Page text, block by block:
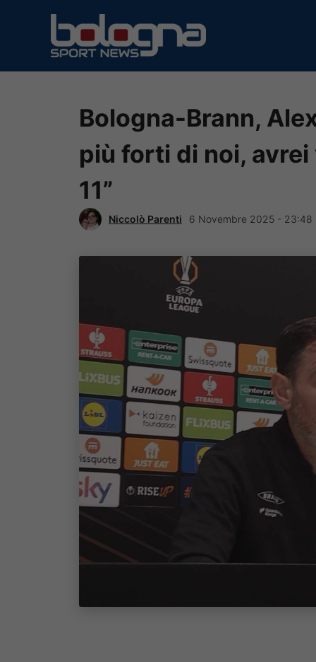
contenuto
Bologna-Brann,
più forti di noi,
11”
Niccolò Parenti 6 Novembre 2025 - 23:48